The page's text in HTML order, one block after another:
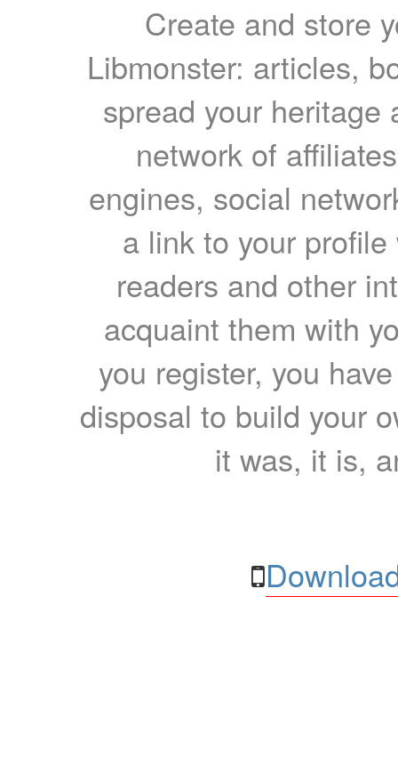
Create and store
Libmonster: articles,
spread your heritage
network of
engines, social
a link to your
readers and other
acquaint them with
you register, you
disposal to build your
it was, it is,